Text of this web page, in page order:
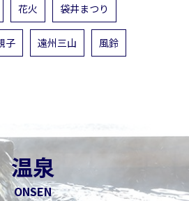
花火 袋井まつり
子 遠州三山 風鈴
温泉
ONSEN